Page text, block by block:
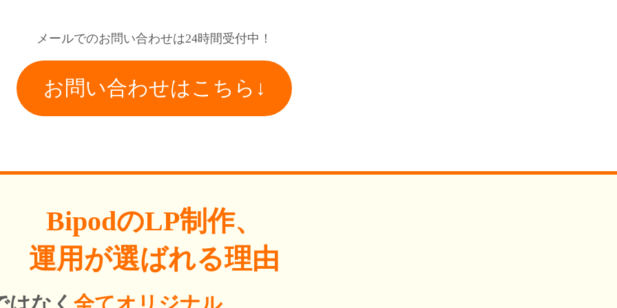
メールでのお問い合わせは24時間受付中！
お問い合わせはこちら↓
BipodのLP制作、
運用が選ばれる理由